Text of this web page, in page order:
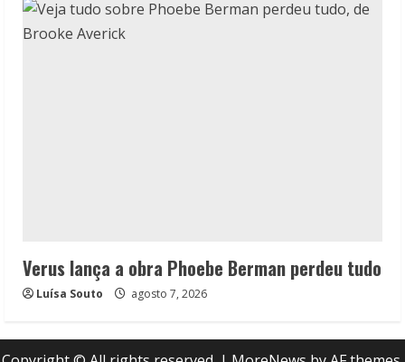
Verus lança a obra Phoebe Berman perdeu tudo
Luísa Souto agosto 7, 2026